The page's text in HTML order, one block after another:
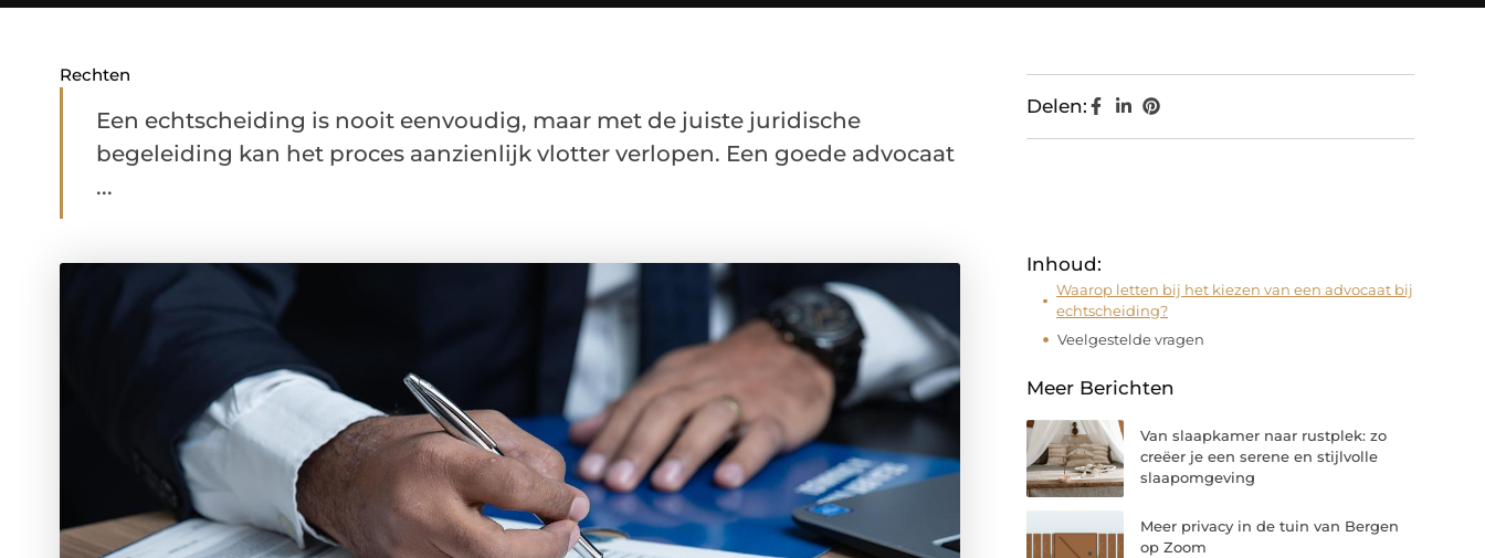
Rechten
Een echtscheiding is nooit eenvoudig, maar met de juiste juridische
begeleiding kan het proces aanzienlijk vlotter verlopen. Een goede advocaat
...
Delen:
Inhoud:
Waarop letten bij het kiezen van een advocaat bij
echtscheiding?
Veelgestelde vragen
Meer Berichten
Van slaapkamer naar rustplek: zo
creëer je een serene en stijlvolle
slaapomgeving
Meer privacy in de tuin van Bergen
op Zoom